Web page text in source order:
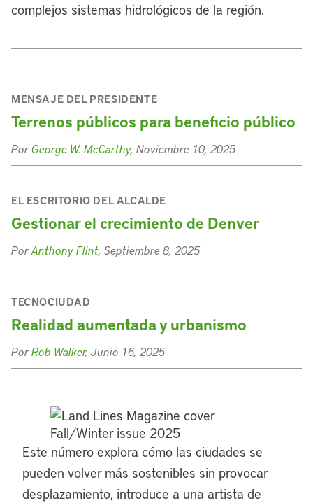
complejos sistemas hidrológicos de la región.
MENSAJE DEL PRESIDENTE
Terrenos públicos para beneficio público
PorGeorge W. McCarthy, Noviembre 10, 2025
EL ESCRITORIO DEL ALCALDE
Gestionar el crecimiento de Denver
PorAnthony Flint, Septiembre 8, 2025
TECNOCIUDAD
Realidad aumentada y urbanismo
PorRob Walker, Junio 16, 2025
Este número explora cómo las ciudades se
pueden volver más sostenibles sin provocar
desplazamiento, introduce a una artista de